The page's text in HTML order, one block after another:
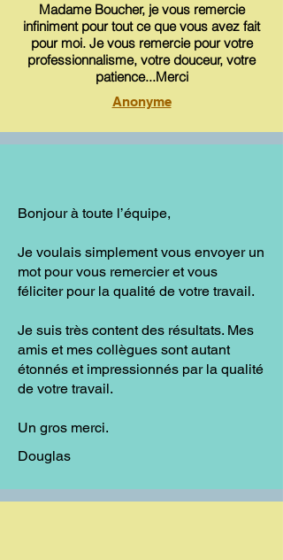
Madame Boucher, je vous remercie
infiniment pour tout ce que vous avez fait
pour moi. Je vous remercie pour votre
professionnalisme, votre douceur, votre
patience...Merci
Anonyme
Bonjour à toute l’équipe,
Je voulais simplement vous envoyer un
mot pour vous remercier et vous
féliciter pour la qualité de votre travail.
Je suis très content des résultats. Mes
amis et mes collègues sont autant
étonnés et impressionnés par la qualité
de votre travail.
Un gros merci.
Douglas